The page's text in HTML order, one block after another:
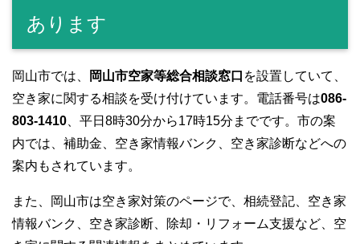
あります
岡山市では、 岡山市空家等総合相談窓口 を設置していて、
空き家に関する相談を受け付けています。電話番号は086-
803-1410 、平日8時30分から17時15分までです。市の案
内では、補助金、空き家情報バンク、空き家診断などへの
案内もされています。
また、岡山市は空き家対策のページで、相続登記、空き家
情報バンク、空き家診断、除却・リフォーム支援など、空